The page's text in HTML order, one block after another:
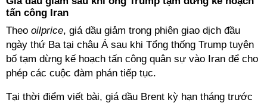
tấn công Iran
Theo oilprice, giá dầu giảm trong phiên giao dịch đầu
ngày thứ Ba tại châu Á sau khi Tổng thống Trump tuyên
bố tạm dừng kế hoạch tấn công quân sự vào Iran để cho
phép các cuộc đàm phán tiếp tục.
Tại thời điểm viết bài, giá dầu Brent kỳ hạn tháng trước